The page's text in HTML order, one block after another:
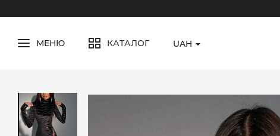
МЕНЮ КАТАЛОГ UAH